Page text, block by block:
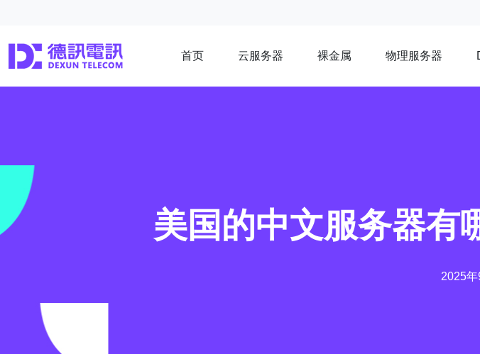
首页 云服务器 裸金属 物理服务器
美国的中文服务器有
2025年